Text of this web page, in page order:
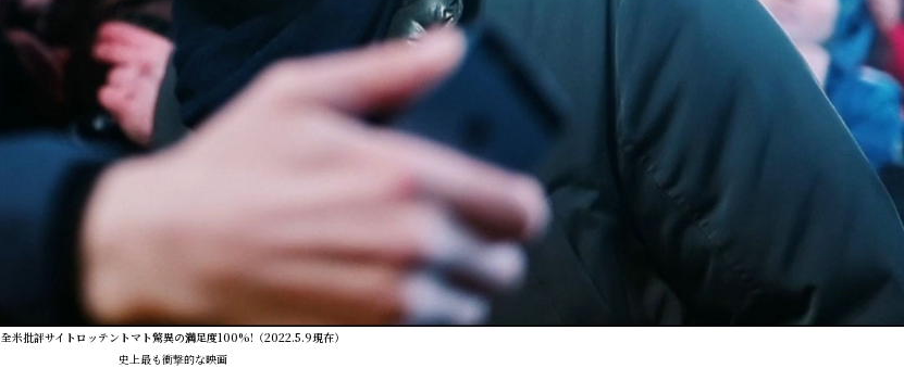
全米批評サイトロッテントマト驚異の満足度100%!（2022.5.9現在）
史上最も衝撃的な映画